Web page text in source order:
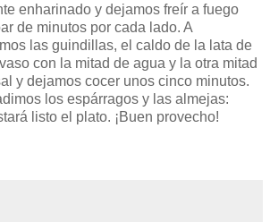
enharinado y dejamos freír a fuego
de minutos por cada lado. A
las guindillas, el caldo de la lata de
con la mitad de agua y la otra mitad
y dejamos cocer unos cinco minutos.
los espárragos y las almejas:
listo el plato. ¡Buen provecho!